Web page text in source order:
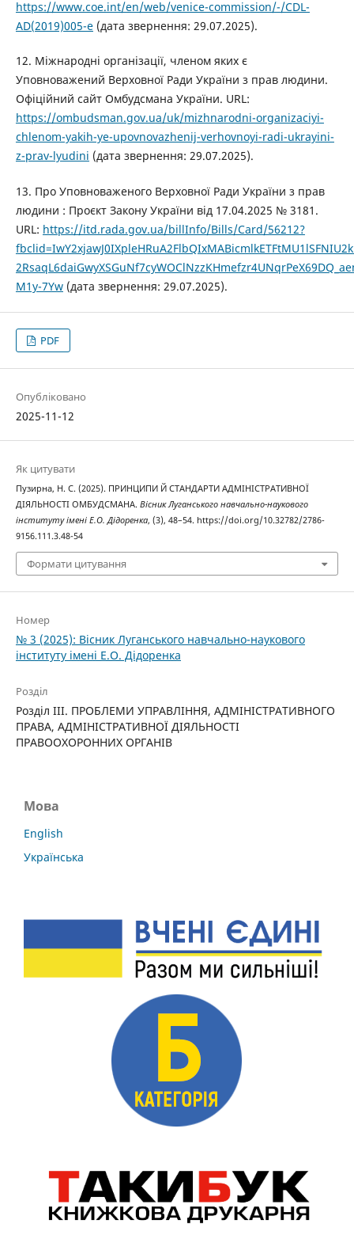
https://www.coe.int/en/web/venice-commission/-/CDL-
AD(2019)005-e(дата звернення: 29.07.2025).
12. Міжнародні організації, членом яких є
Уповноважений Верховної Ради України з прав людини.
Офіційний сайт Омбудсмана України. URL:
https://ombudsman.gov.ua/uk/mizhnarodni-organizaciyi-
chlenom-yakih-ye-upovnovazhenij-verhovnoyi-radi-ukrayini-
z-prav-lyudini (дата звернення: 29.07.2025).
13. Про Уповноваженого Верховної Ради України з прав
людини : Проєкт Закону України від 17.04.2025 № 3181.
URL: https://itd.rada.gov.ua/billInfo/Bills/Card/56212?
M1y-7Yw(дата звернення: 29.07.2025).
PDF
Опубліковано
2025-11-12
Як цитувати
Пузирна, Н. С. (2025). ПРИНЦИПИ Й СТАНДАРТИ АДМІНІСТРАТИВНОЇ
ДІЯЛЬНОСТІ ОМБУДСМАНА. Вісник Луганського навчально-наукового
інституту імені Е.О. Дідоренка, (3), 48–54. https://doi.org/10.32782/2786-
9156.111.3.48-54
Формати цитування
Номер
№ 3 (2025): Вісник Луганського навчально-наукового
інституту імені Е.О. Дідоренка
Розділ
Розділ III. ПРОБЛЕМИ УПРАВЛІННЯ, АДМІНІСТРАТИВНОГО
ПРАВА, АДМІНІСТРАТИВНОЇ ДІЯЛЬНОСТІ
ПРАВООХОРОННИХ ОРГАНІВ
Мова
English
Українська